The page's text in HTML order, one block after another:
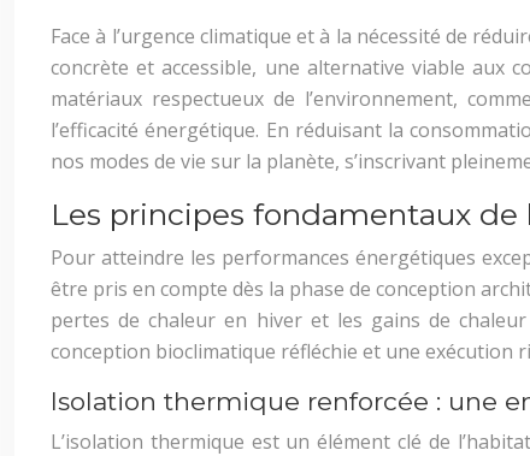
Face à l’urgence climatique et à la nécessité de
concrète et accessible, une alternative viable aux
matériaux respectueux de l’environnement,
l’efficacité énergétique. En réduisant la
nos modes de vie sur la planète, s’inscrivant
Les principes fondamentaux
Pour atteindre les performances énergétiques
être pris en compte dès la phase de conception
pertes de chaleur en hiver et les gains de
conception bioclimatique réfléchie et une exécution
Isolation thermique renforcée : une
L’isolation thermique est un élément clé de